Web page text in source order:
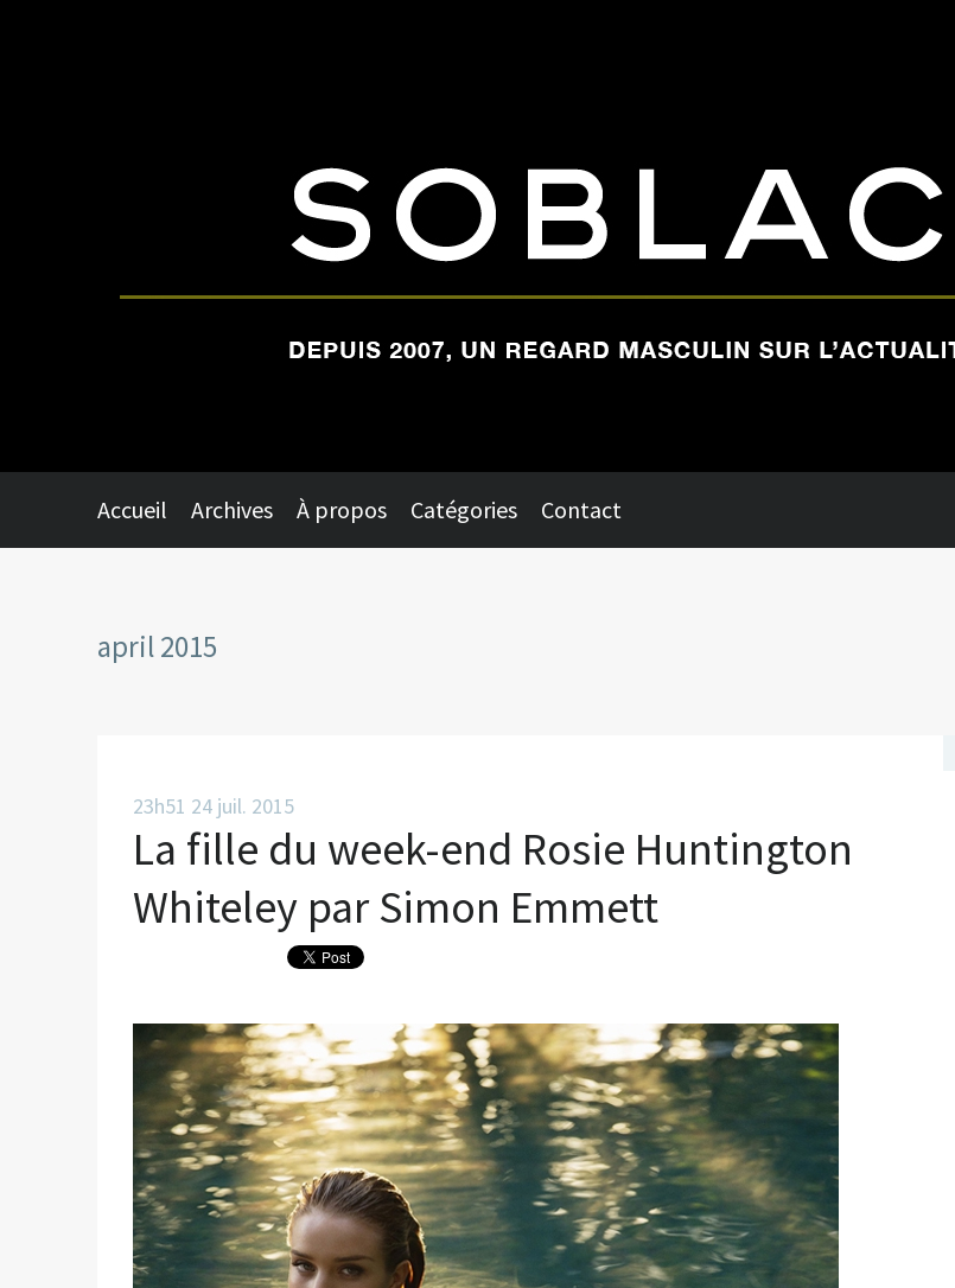
Accueil Archives À propos Catégories Contact
april 2015
23h51 24 juil. 2015
La fille du week-end Rosie Huntington
Whiteley par Simon Emmett